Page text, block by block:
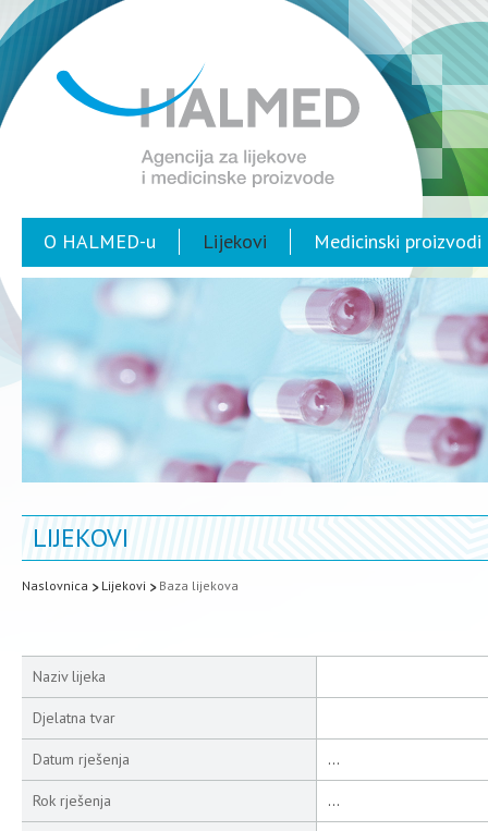
O HALMED-u Lijekovi Medicinski proizvodi
LIJEKOVI
Naslovnica Lijekovi Baza lijekova
Naziv lijeka
Djelatna tvar
Datum rješenja ...
Rok rješenja ...